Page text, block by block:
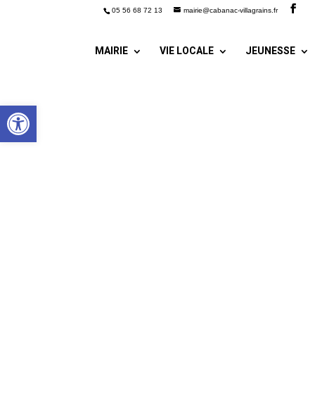
Ouvrir la barre d’outils
05 56 68 72 13 mairie@cabanac-villagrains.fr
MAIRIE VIE LOCALE JEUNESSE